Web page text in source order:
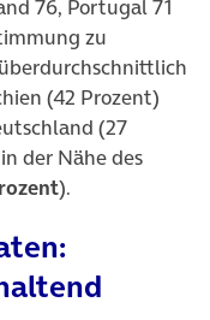
76, Portugal 71
zu
(42 Prozent)
(27
der Nähe des
).